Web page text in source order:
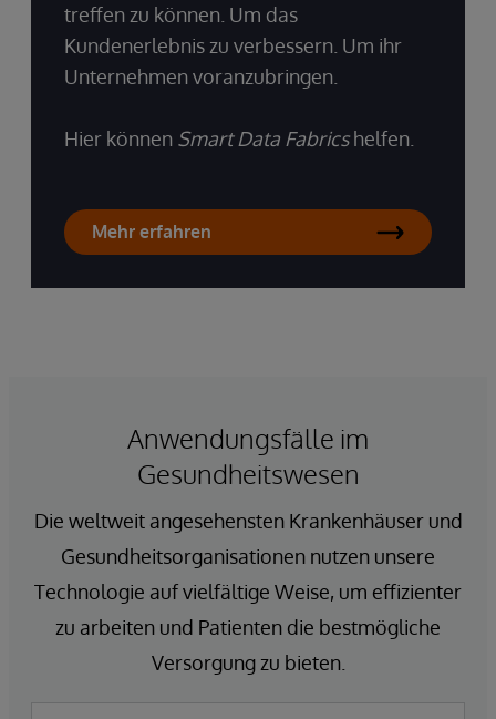
treffen zu können. Um das
Kundenerlebnis zu verbessern. Um ihr
Unternehmen voranzubringen.
Hier können Smart Data Fabricshelfen.
Mehr erfahren
Anwendungsfälle im
Gesundheitswesen
Die weltweit angesehensten Krankenhäuser und
Gesundheitsorganisationen nutzen unsere
Technologie auf vielfältige Weise, um effizienter
zu arbeiten und Patienten die bestmögliche
Versorgung zu bieten.